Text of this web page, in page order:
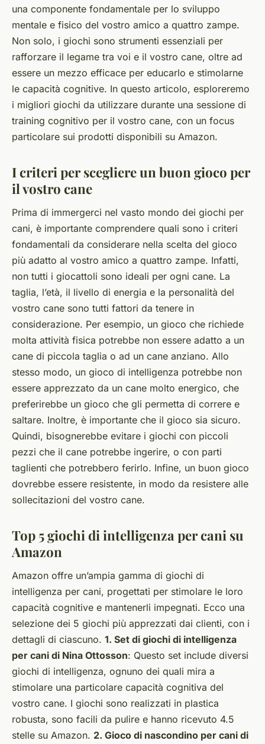
una componente fondamentale per lo sviluppo
mentale e fisico del vostro amico a quattro zampe.
Non solo, i giochi sono strumenti essenziali per
rafforzare il legame tra voi e il vostro cane, oltre ad
essere un mezzo efficace per educarlo e stimolarne
le capacità cognitive. In questo articolo, esploreremo
i migliori giochi da utilizzare durante una sessione di
training cognitivo per il vostro cane, con un focus
particolare sui prodotti disponibili su Amazon.
I criteri per scegliere un buon gioco per
il vostro cane
Prima di immergerci nel vasto mondo dei giochi per
cani, è importante comprendere quali sono i criteri
fondamentali da considerare nella scelta del gioco
più adatto al vostro amico a quattro zampe. Infatti,
non tutti i giocattoli sono ideali per ogni cane. La
taglia, l’età, il livello di energia e la personalità del
vostro cane sono tutti fattori da tenere in
considerazione. Per esempio, un gioco che richiede
molta attività fisica potrebbe non essere adatto a un
cane di piccola taglia o ad un cane anziano. Allo
stesso modo, un gioco di intelligenza potrebbe non
essere apprezzato da un cane molto energico, che
preferirebbe un gioco che gli permetta di correre e
saltare. Inoltre, è importante che il gioco sia sicuro.
Quindi, bisognerebbe evitare i giochi con piccoli
pezzi che il cane potrebbe ingerire, o con parti
taglienti che potrebbero ferirlo. Infine, un buon gioco
dovrebbe essere resistente, in modo da resistere alle
sollecitazioni del vostro cane.
Top 5 giochi di intelligenza per cani su
Amazon
Amazon offre un’ampia gamma di giochi di
intelligenza per cani, progettati per stimolare le loro
capacità cognitive e mantenerli impegnati. Ecco una
selezione dei 5 giochi più apprezzati dai clienti, con i
dettagli di ciascuno. 1. Set di giochi di intelligenza
per cani di Nina Ottosson: Questo set include diversi
giochi di intelligenza, ognuno dei quali mira a
stimolare una particolare capacità cognitiva del
vostro cane. I giochi sono realizzati in plastica
robusta, sono facili da pulire e hanno ricevuto 4.5
stelle su Amazon. 2. Gioco di nascondino per cani di